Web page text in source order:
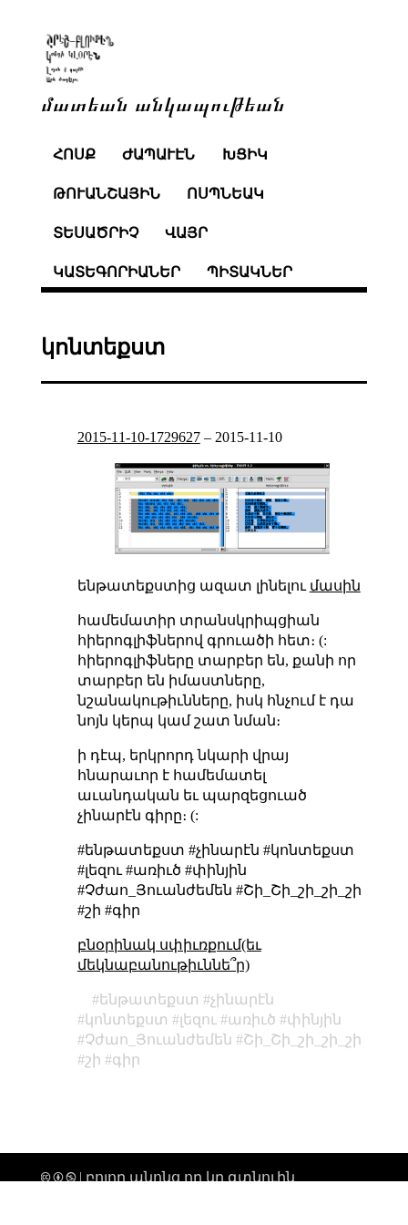
մատեան անկապութեան
ՀՈՍՔ ԺԱՊԱՒԷՆ ԽՑԻԿ
ԹՈՒԱՆՇԱՅԻՆ ՈՍՊՆԵԱԿ
ՏԵՍԱԾՐԻՉ ՎԱՅՐ
ԿԱՏԵԳՈՐԻԱՆԵՐ ՊԻՏԱԿՆԵՐ
կոնտեքստ
2015-11-10-1729627– 2015-11-10
ենթատեքստից ազատ լինելու մասին
համեմատիր տրանսկրիպցիան
հիերոգլիֆներով գրուածի հետ։ (:
հիերոգլիֆները տարբեր են, քանի որ
տարբեր են իմաստները,
նշանակութիւնները, իսկ հնչում է դա
նոյն կերպ կամ շատ նման։
ի դէպ, երկրորդ նկարի վրայ
հնարաւոր է համեմատել
աւանդական եւ պարզեցուած
չինարէն գիրը։ (:
#ենթատեքստ #չինարէն #կոնտեքստ
#լեզու #առիւծ #փինյին
#Չժաո_Յուանժեմեն #Շի_Շի_շի_շի_շի
#շի #գիր
բնօրինակ սփիւռքում(եւ
մեկնաբանութիւննե՞ր)
ենթատեքստ
չինարէն
կոնտեքստ
լեզու առիւծ
փինյին
Չժաո_Յուանժեմեն
Շի_Շի_շի_շի_շի
շի
գիր
🅭 🅯 🄏 | բոլոր անոնց որ կը գտնուին